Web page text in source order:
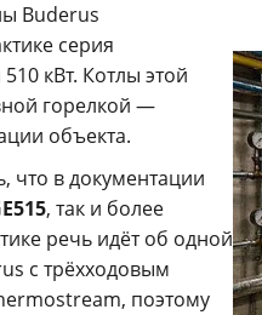
Buderus
серия
кВт. Котлы этой
горелкой —
объекта.
что в документации
, так и более
речь идёт об одной
с трёхходовым
поэтому